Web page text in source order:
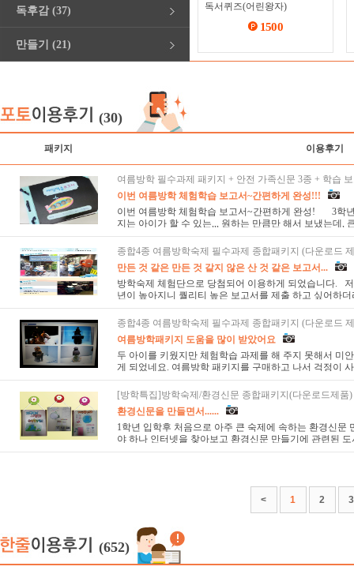
독후감 (37)
만들기 (21)
독서퀴즈(어린왕자)
1500
(30)
패키지 이용후기
여름방학 필수과제 패키지 + 안전 가족신문 3종 + 학습
이번 여름방학 체험학습 보고서~간편하게 완성!!!
이번 여름방학 체험학습 보고서~간편하게 완성! 3학
지는 아이가 할 수 있는,,, 원하는 만큼만 해서 보냈는데,
종합4종 여름방학숙제 필수과제 종합패키지 (다운로드
만든 것 같은 만든 것 같지 않은 산 것 같은 보고서...
방학숙제 체험단으로 당첨되어 이용하게 되었습니다.
년이 높아지니 퀄리티 높은 보고서를 제출 하고 싶어하
종합4종 여름방학숙제 필수과제 종합패키지 (다운로드
여름방학패키지 도움을 많이 받았어요
두 아이를 키웠지만 체험학습 과제를 해 주지 못해서 미
게 되었네요. 여름방학 패키지를 구매하고 나서 걱정이
[방학특집]방학숙제/환경신문 종합패키지(다운로드제품)
환경신문을 만들면서......
1학년 입학후 처음으로 아주 큰 숙제에 속하는 환경신문
야 하나 인터넷을 찾아보고 환경신문 만들기에 관련된
< 1 2 3
(652)